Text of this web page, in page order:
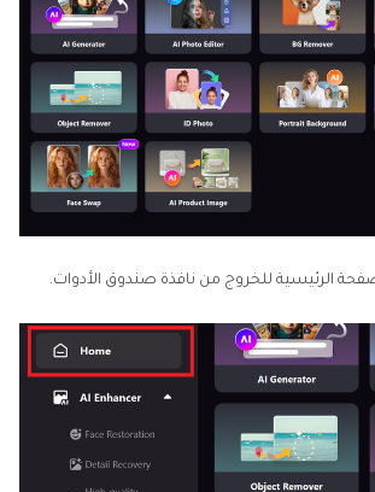
الرئيسية للخروج من نافذة صندوق الأدوات.